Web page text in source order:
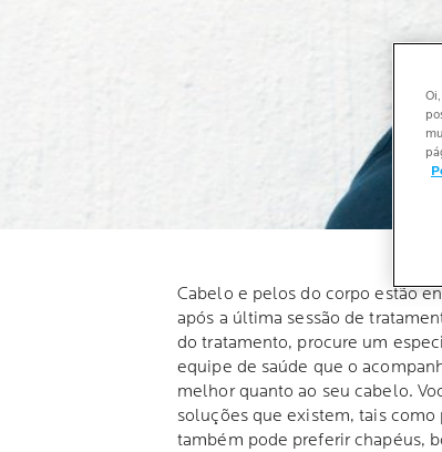
Cabelo e pelos do corpo estão
após a última sessão de
do tratamento, procure um
equipe de saúde que o
melhor quanto ao seu cabelo.
soluções que existem, tais como
também pode preferir chapéus,